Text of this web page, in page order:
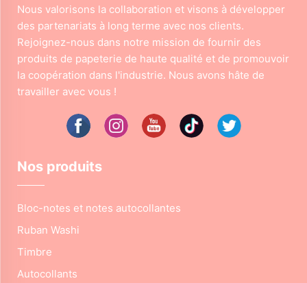
Nous valorisons la collaboration et visons à développer
des partenariats à long terme avec nos clients.
Rejoignez-nous dans notre mission de fournir des
produits de papeterie de haute qualité et de promouvoir
la coopération dans l'industrie. Nous avons hâte de
travailler avec vous !
Nos produits
Bloc-notes et notes autocollantes
Ruban Washi
Timbre
Autocollants